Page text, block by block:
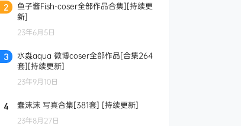
2
鱼子酱Fish-coser全部作品合集][持续更
新]
23年6月5日
3
水淼aqua 微博coser全部作品[合集264
套][持续更新]
23年9月10日
4 蠢沫沫 写真合集[381套] [持续更新]
23年8月27日